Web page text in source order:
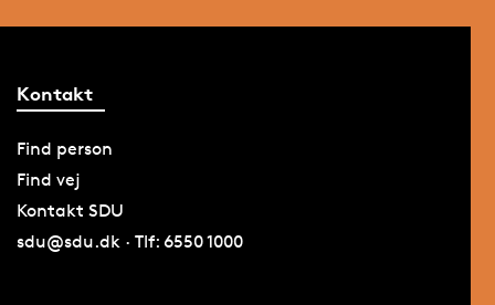
Kontakt
Find person
Find vej
Kontakt SDU
sdu@sdu.dk · Tlf: 6550 1000